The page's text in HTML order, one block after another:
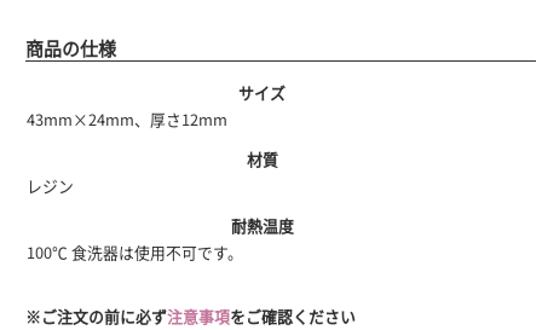
商品の仕様
サイズ
43mm×24mm、厚さ12mm
材質
レジン
耐熱温度
100℃ 食洗器は使用不可です。
※ご注文の前に必ず注意事項をご確認ください